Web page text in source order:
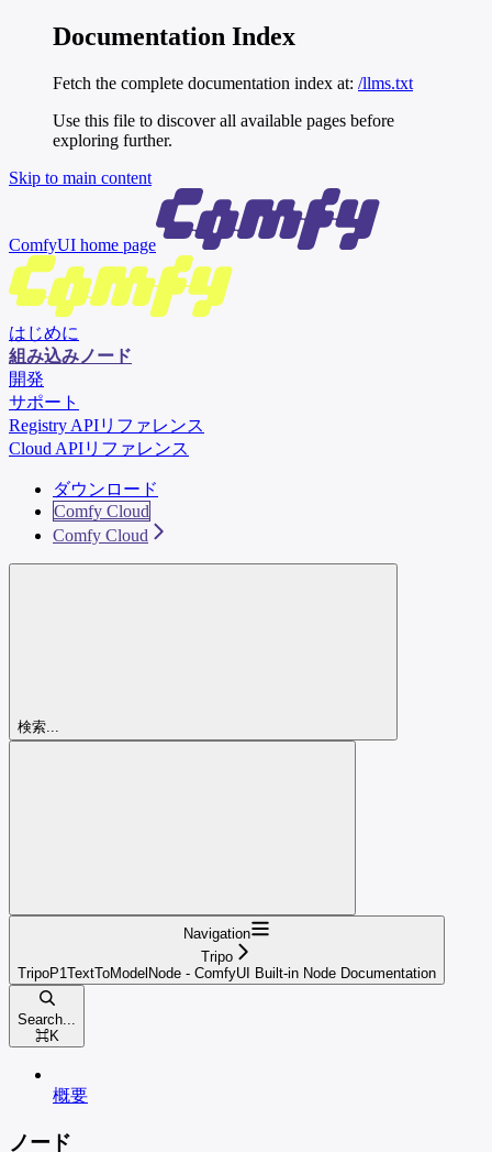
Documentation Index
Fetch the complete documentation index at: /llms.txt
Use this file to discover all available pages before
exploring further.
Skip to main content
ComfyUI home page
はじめに
組み込みノード
開発
サポート
Registry APIリファレンス
Cloud APIリファレンス
ダウンロード
Comfy Cloud
Comfy Cloud
検索...
Navigation
Tripo
TripoP1TextToModelNode - ComfyUI Built-in Node Documentation
Search...
⌘K
概要
ノード